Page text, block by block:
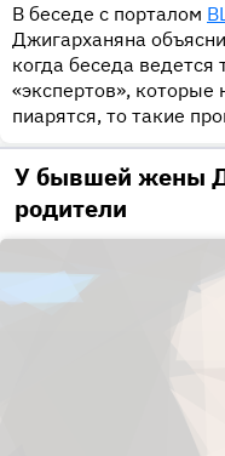
В беседе с порталом
Джигарханяна
когда беседа ведется
«экспертов», которые
пиарятся, то такие
У бывшей жены
родители